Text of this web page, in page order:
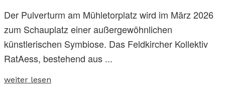
Der Pulverturm am Mühletorplatz wird im März 2026
zum Schauplatz einer außergewöhnlichen
künstlerischen Symbiose. Das Feldkircher Kollektiv
RatAess, bestehend aus ...
weiter lesen